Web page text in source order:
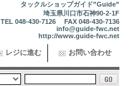
タックルショップガイド”Guide”
埼玉県川口市石神90-2-1F
TEL 048-430-7126 FAX 048-430-7136
info@guide-fwc.net
http://www.guide-fwc.net
レジに進む お問い合わせ